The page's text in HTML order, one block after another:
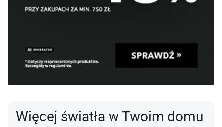
Więcej światła w Twoim domu